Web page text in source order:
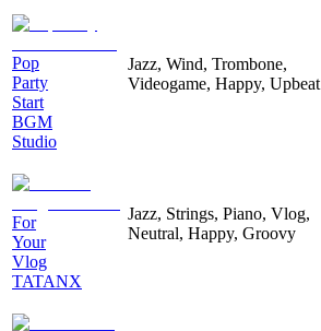
Pop
Party
Start
BGM
Studio
Jazz, Wind, Trombone,
Videogame, Happy, Upbeat
For
Your
Vlog
TATANX
Jazz, Strings, Piano, Vlog,
Neutral, Happy, Groovy